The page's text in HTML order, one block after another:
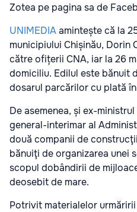
Zotea pe pagina sa de
UNIMEDIAamintește că la
municipiului Chișinău,
către ofițerii CNA, iar la 26
domiciliu. Edilul este bănuit
dosarul parcărilor cu plată în
De asemenea, și ex-
general-interimar al
două companii de
bănuiţi de organizarea unei
scopul dobândirii de
deosebit de mare.
Potrivit materialelor